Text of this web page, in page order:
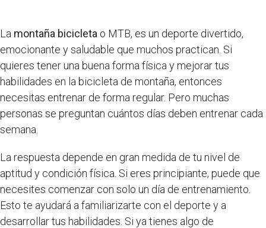
La montaña bicicleta o MTB, es un deporte divertido,
emocionante y saludable que muchos practican. Si
quieres tener una buena forma física y mejorar tus
habilidades en la bicicleta de montaña, entonces
necesitas entrenar de forma regular. Pero muchas
personas se preguntan cuántos días deben entrenar cada
semana.
La respuesta depende en gran medida de tu nivel de
aptitud y condición física. Si eres principiante, puede que
necesites comenzar con solo un día de entrenamiento.
Esto te ayudará a familiarizarte con el deporte y a
desarrollar tus habilidades. Si ya tienes algo de